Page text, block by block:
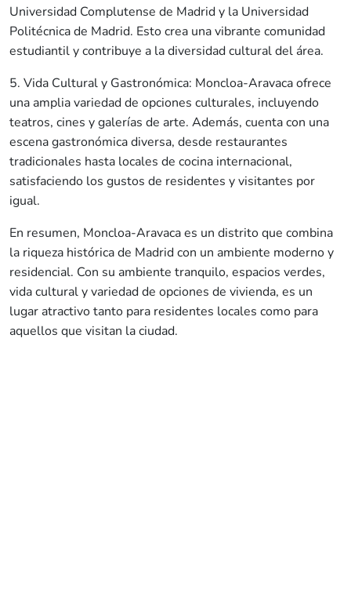
Universidad Complutense de Madrid y la Universidad
Politécnica de Madrid. Esto crea una vibrante comunidad
estudiantil y contribuye a la diversidad cultural del área.
5. Vida Cultural y Gastronómica: Moncloa-Aravaca ofrece
una amplia variedad de opciones culturales, incluyendo
teatros, cines y galerías de arte. Además, cuenta con una
escena gastronómica diversa, desde restaurantes
tradicionales hasta locales de cocina internacional,
satisfaciendo los gustos de residentes y visitantes por
igual.
En resumen, Moncloa-Aravaca es un distrito que combina
la riqueza histórica de Madrid con un ambiente moderno y
residencial. Con su ambiente tranquilo, espacios verdes,
vida cultural y variedad de opciones de vivienda, es un
lugar atractivo tanto para residentes locales como para
aquellos que visitan la ciudad.